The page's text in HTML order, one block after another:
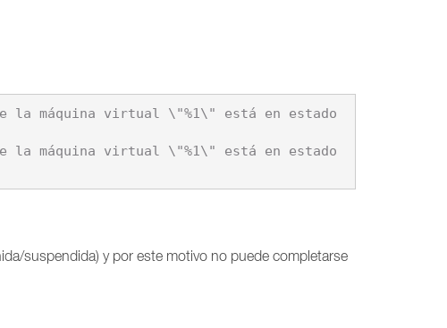
suspendida) y por este motivo no puede completarse